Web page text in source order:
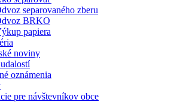
separovaného zberu
BRKO
papiera
noviny
oznámenia
pre návštevníkov obce